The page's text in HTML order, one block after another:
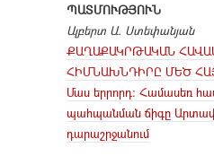
ՊԱՏՄՈՒԹՅՈՒՆ
Ալբերտ Ա. Ստեփանյան
ՔԱՂԱՔԱԿՐԹԱԿԱՆ
ՀԻՄՆԱԽՆԴԻՐԸ ՄԵԾ
Մաս երրորդ: Համասեռ
պահպանման ճիգը
դարաշրջանում